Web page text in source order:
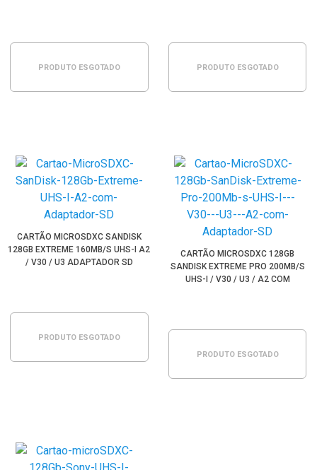
PRODUTO ESGOTADO PRODUTO ESGOTADO
CARTÃO MICROSDXC SANDISK
128GB EXTREME 160MB/S UHS-I A2
/ V30 / U3 ADAPTADOR SD
PRODUTO ESGOTADO
CARTÃO MICROSDXC 128GB
SANDISK EXTREME PRO 200MB/S
UHS-I / V30 / U3 / A2 COM
PRODUTO ESGOTADO